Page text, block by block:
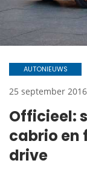
Officieel:
cabrio en
drive
AUTONIEUWS
25 september 2016